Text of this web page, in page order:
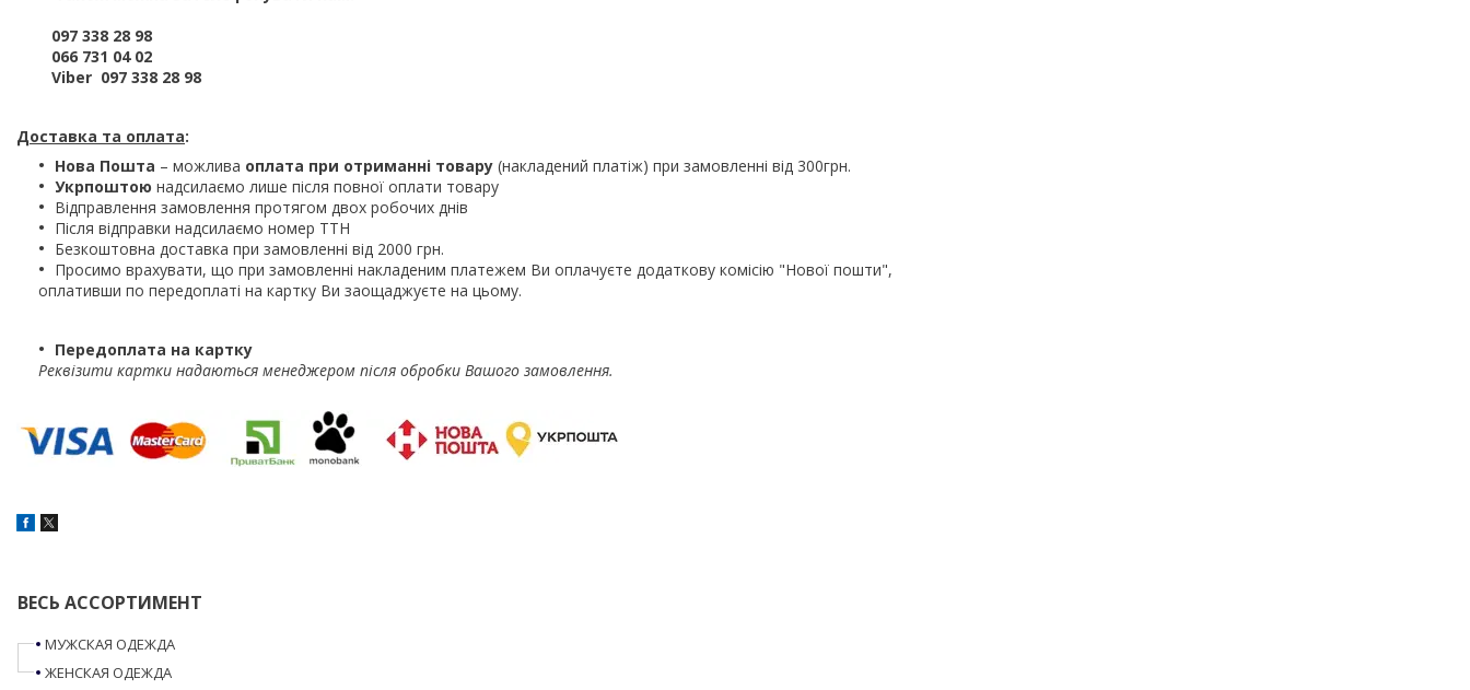
097 338 28 98
066 731 04 02
Viber 097 338 28 98
Доставка та оплата:
Нова Пошта – можлива оплата при отриманні товару (накладений платіж) при замовленні від 300грн.
Укрпоштою надсилаємо лише після повної оплати товару
Відправлення замовлення протягом двох робочих днів
Після відправки надсилаємо номер ТТН
Безкоштовна доставка при замовленні від 2000 грн.
Просимо врахувати, що при замовленні накладеним платежем Ви оплачуєте додаткову комісію "Нової пошти",
оплативши по передоплаті на картку Ви заощаджуєте на цьому.
Передоплата на картку
Реквізити картки надаються менеджером після обробки Вашого замовлення.
ВЕСЬ АССОРТИМЕНТ
МУЖСКАЯ ОДЕЖДА
ЖЕНСКАЯ ОДЕЖДА